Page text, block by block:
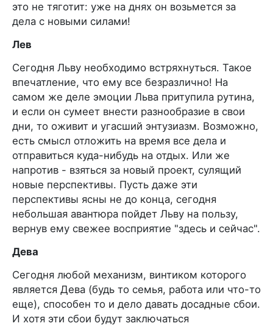
это не тяготит: уже на днях он возьмется за
дела с новыми силами!
Лев
Сегодня Льву необходимо встряхнуться. Такое
впечатление, что ему все безразлично! На
самом же деле эмоции Льва притупила рутина,
и если он сумеет внести разнообразие в свои
дни, то оживит и угасший энтузиазм. Возможно,
есть смысл отложить на время все дела и
отправиться куда-нибудь на отдых. Или же
напротив - взяться за новый проект, сулящий
новые перспективы. Пусть даже эти
перспективы ясны не до конца, сегодня
небольшая авантюра пойдет Льву на пользу,
вернув ему свежее восприятие "здесь и сейчас".
Дева
Сегодня любой механизм, винтиком которого
является Дева (будь то семья, работа или что-то
еще), способен то и дело давать досадные сбои.
И хотя эти сбои будут заключаться